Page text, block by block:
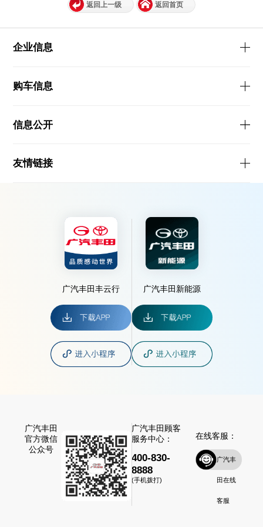
返回上一级 返回首页
企业信息
购车信息
信息公开
友情链接
广汽丰田丰云行 广汽丰田新能源
广汽丰田
官方微信
公众号
广汽丰田顾客
服务中心：
400-830-
8888
(手机拨打)
在线客服：
广汽丰
田在线
客服